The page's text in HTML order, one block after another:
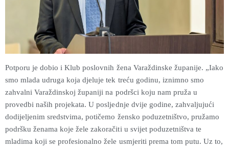
Potporu je dobio i Klub poslovnih žena Varaždinske županije. „Iako
smo mlada udruga koja djeluje tek treću godinu, iznimno smo
zahvalni Varaždinskoj županiji na podršci koju nam pruža u
provedbi naših projekata. U posljednje dvije godine, zahvaljujući
dodijeljenim sredstvima, potičemo žensko poduzetništvo, pružamo
podršku ženama koje žele zakoračiti u svijet poduzetništva te
mladima koji se profesionalno žele usmjeriti prema tom putu. Uz to,